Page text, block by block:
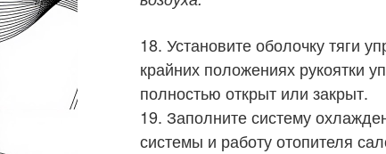
18. Установите оболочку тяги
крайних положениях рукоятки
полностью открыт или закрыт.
19. Заполните систему
системы и работу отопителя